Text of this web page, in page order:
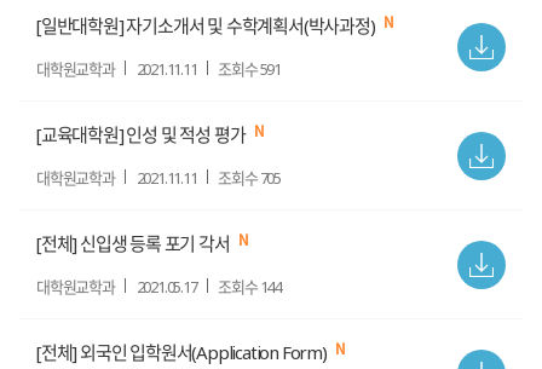
[일반대학원] 자기소개서 및 수학계획서(박사과정)
대학원교학과 2021.11.11 조회수 591
첨
부
[교육대학원] 인성 및 적성 평가
대학원교학과 2021.11.11 조회수 705
첨
부
[전체] 신입생 등록 포기 각서
대학원교학과 2021.05.17 조회수 144
첨
부
[전체] 외국인 입학원서(Application Form) 첨